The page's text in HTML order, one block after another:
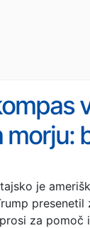
morju:
je
presenetil
za pomoč